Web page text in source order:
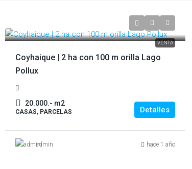
VENTA
Coyhaique | 2 ha con 100 m orilla Lago
Pollux
20.000.- m2
CASAS, PARCELAS Detalles
admin hace 1 año